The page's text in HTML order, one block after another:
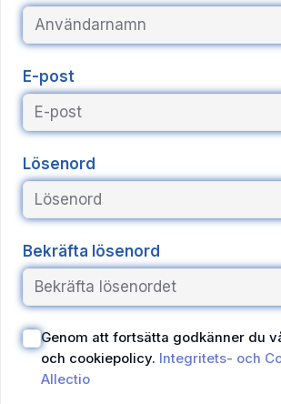
E-post
Lösenord
Bekräfta lösenord
Genom att fortsätta godkänner du
och cookiepolicy. Integritets- och
Allectio